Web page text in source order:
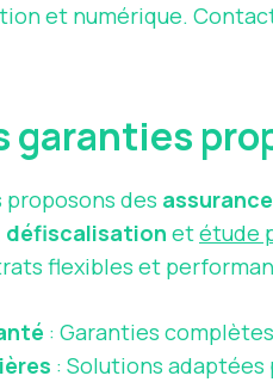
et numérique.
garanties
proposons des
défiscalisation etétude
flexibles et
: Garanties
: Solutions adaptées